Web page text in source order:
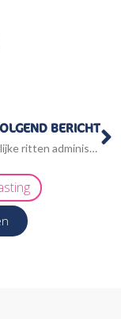
BERICHT
Alleen zakelijke ritten administreren blijkt niet voldoende